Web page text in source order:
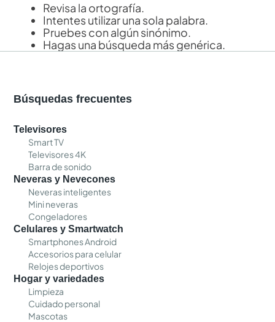
Revisa la ortografía.
Intentes utilizar una sola palabra.
Pruebes con algún sinónimo.
Hagas una búsqueda más genérica.
Búsquedas frecuentes
Televisores
Smart TV
Televisores 4K
Barra de sonido
Neveras y Nevecones
Neveras inteligentes
Mini neveras
Congeladores
Celulares y Smartwatch
Smartphones Android
Accesorios para celular
Relojes deportivos
Hogar y variedades
Limpieza
Cuidado personal
Mascotas